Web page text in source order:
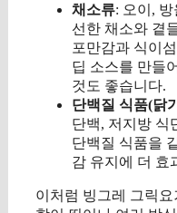
채소류: 오이,
선한 채소와 곁
포만감과 식이
딥 소스를 만들
것도 좋습니다.
단백질 식품(닭
단백, 저지방 식
단백질 식품을
감 유지에 더 효
이처럼 빙그레 그릭